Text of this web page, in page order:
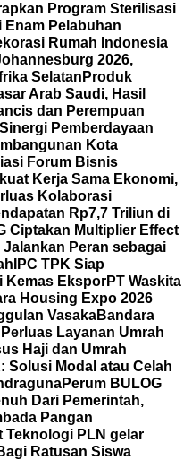
Program Sterilisasi
Enam Pelabuhan
Rumah Indonesia
2026,
Selatan Produk
Arab Saudi, Hasil
dan Perempuan
Pemberdayaan
Kota
Forum Bisnis
Kerja Sama Ekonomi,
Kolaborasi
Rp7,7 Triliun di
Ciptakan Multiplier Effect
Peran sebagai
IPC TPK Siap
Kemas EksporPT Waskita
Housing Expo 2026
VasakaBandara
Layanan Umrah
Haji dan Umrah
Solusi Modal atau Celah
Perum BULOG
Dari Pemerintah,
Pangan
Teknologi PLN gelar
Ratusan Siswa